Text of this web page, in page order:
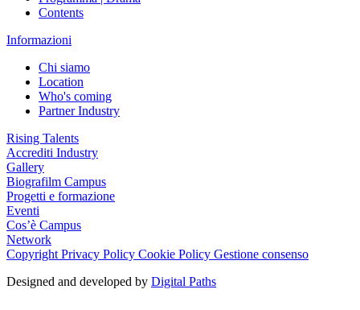
Contents
Informazioni
Chi siamo
Location
Who's coming
Partner Industry
Rising Talents
Accrediti Industry
Gallery
Biografilm Campus
Progetti e formazione
Eventi
Cos’è Campus
Network
Copyright Privacy Policy Cookie Policy Gestione consenso
Designed and developed by Digital Paths